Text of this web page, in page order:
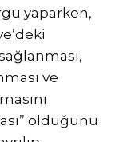
yaparken,
ve
olduğunu